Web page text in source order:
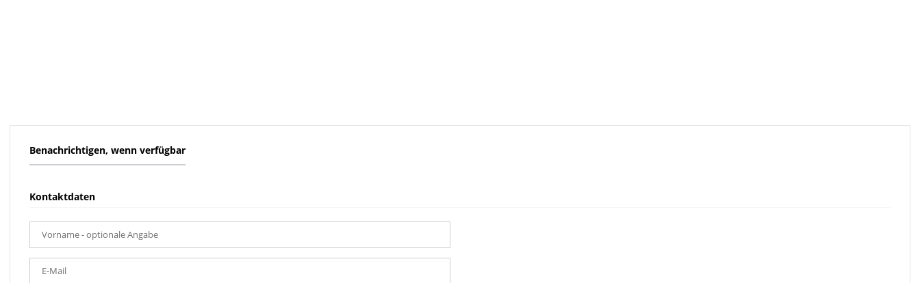
Benachrichtigen, wenn verfügbar
Kontaktdaten
Vorname- optionale Angabe
E-Mail